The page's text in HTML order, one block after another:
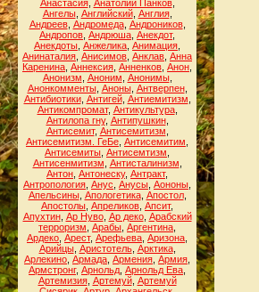
Анастасия, Анатолий Панков,
Ангелы, Английский, Англия,
Андреев, Андромеда, Андроников,
Андропов Андрюша Анекдот,
Анекдоты Анжелика Анимация
Анинаталия Анисимов Анклав Анна
Каренина Аннексия Анненков Анон
Анонизм Аноним Анонимы,
Анонкомменты, Аноны, Антверпен,
Антибиотики, Антигей, Антиемитизм
Антикомпромат, Антикультура,
Антилопа гну, Антипушкин,
Антисемит, Антисемитизм
Антисемитизм. ГеБе Антисемитим
Антисемиты Антисемтизм
Антисенмитизм Антисталинизм
Антон Антонеску, Антракт,
Антропология Анус Анусы Аононы
Апельсины, Апологетика, Апостол,
Апостолы Апреликов Апсит,
Апухтин, Ар Нуво, Ар деко, Арабский
терроризм Арабы Аргентина
Ардеко Арест, Арефьева Аризона
Арийцы, Аристотель, Арктика,
Арлекино Армада Армения Армия
Армстронг, Арнольд Арнольд Ева
Артемизия, Артемуй, Артемуй